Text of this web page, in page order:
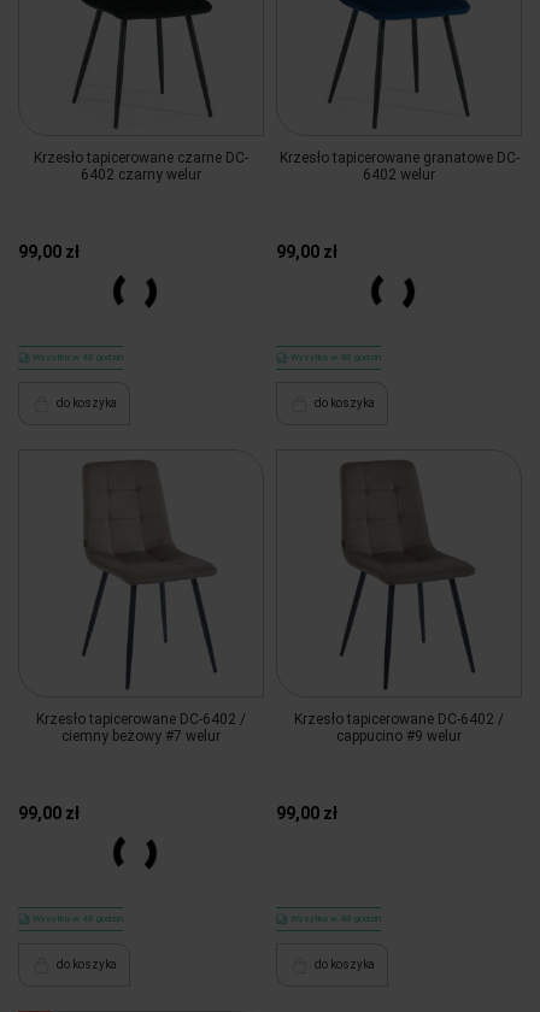
Krzesło tapicerowane czarne DC-
6402 czarny welur
99,00 zł
Wysyłka w 48 godzin
do koszyka
Krzesło tapicerowane granatowe DC-
6402 welur
99,00 zł
Wysyłka w 48 godzin
do koszyka
Krzesło tapicerowane DC-6402 /
ciemny beżowy #7 welur
99,00 zł
Wysyłka w 48 godzin
do koszyka
Krzesło tapicerowane DC-6402 /
cappucino #9 welur
99,00 zł
Wysyłka w 48 godzin
do koszyka